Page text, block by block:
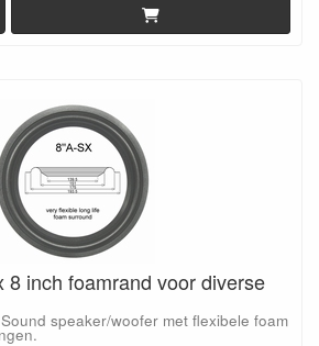
8 inch foamrand voor diverse
speaker/woofer met flexibele foam